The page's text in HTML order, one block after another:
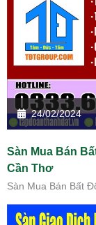
24/02/2024
Sàn Mua Bán
Cần Thơ
Sàn Mua Bán Bất